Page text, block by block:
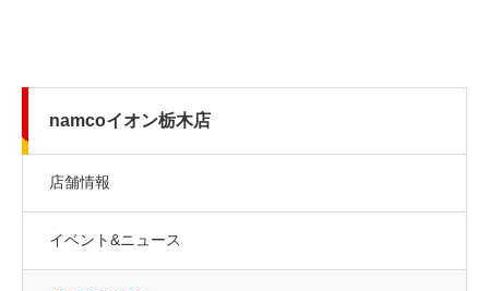
namcoイオン栃木店
店舗情報
イベント&ニュース